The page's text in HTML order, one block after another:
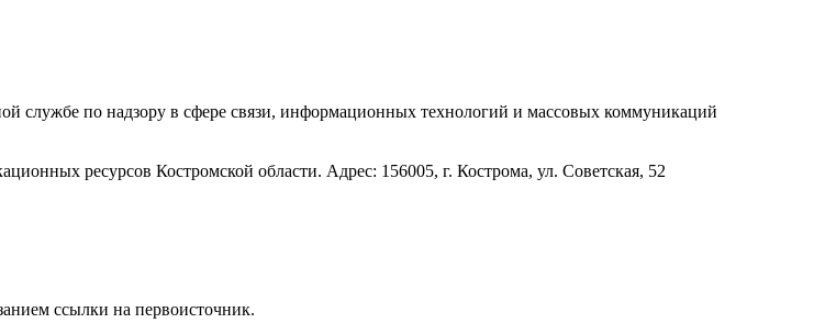
службе по надзору в сфере связи, информационных технологий и массовых коммуникаций
ресурсов Костромской области. Адрес: 156005, г. Кострома, ул. Советская, 52
ссылки на первоисточник.